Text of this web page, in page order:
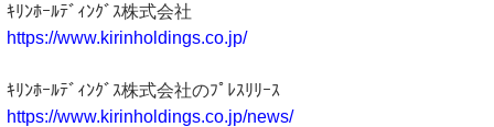
ｷﾘﾝﾎｰﾙﾃﾞｨﾝｸﾞｽ株式会社
https://www.kirinholdings.co.jp/
ｷﾘﾝﾎｰﾙﾃﾞｨﾝｸﾞｽ株式会社のﾌﾟﾚｽﾘﾘｰｽ
https://www.kirinholdings.co.jp/news/